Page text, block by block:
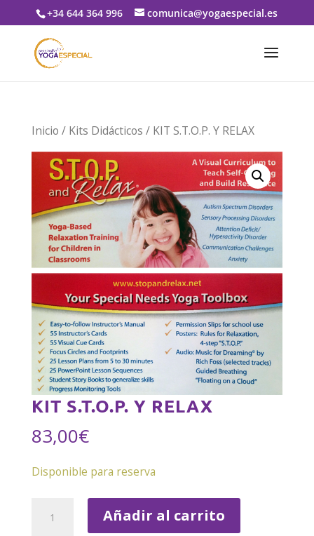
+34 644 364 996 comunica@yogaespecial.es
Inicio / Kits Didácticos / KIT S.T.O.P. Y RELAX
KIT S.T.O.P. Y RELAX
83,00€
Disponible para reserva
S.T.O.P.
Añadir al carrito